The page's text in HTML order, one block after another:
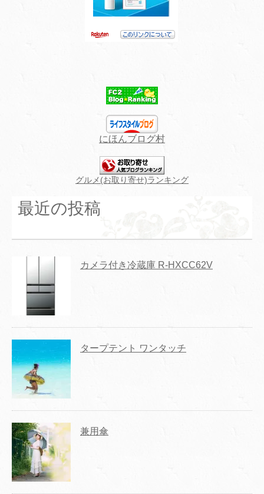
にほんブログ村
グルメ(お取り寄せ)ランキング
最近の投稿
カメラ付き冷蔵庫 R-HXCC62V
タープテント ワンタッチ
兼用傘